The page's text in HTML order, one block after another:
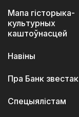
Мапа гісторыка-
культурных
каштоўнасцей
Навіны
Пра Банк звестак
Спецыялістам